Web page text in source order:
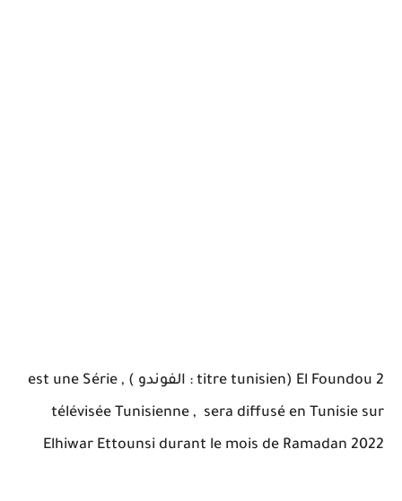
El Foundou 2 (titre tunisien : الفوندو ) , est une Série
télévisée Tunisienne , sera diffusé en Tunisie sur
Elhiwar Ettounsi durant le mois de Ramadan 2022